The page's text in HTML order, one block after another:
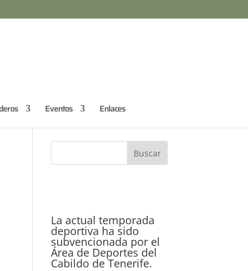
Eventos Enlaces
La actual temporada
deportiva ha sido
subvencionada por el
Área de Deportes del
Cabildo de Tenerife.